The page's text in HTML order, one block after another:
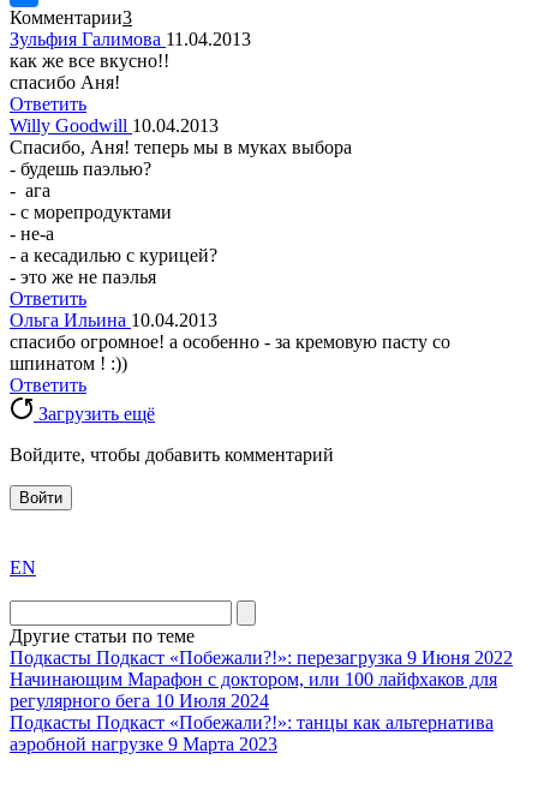
Комментарии3
Зульфия Галимова 11.04.2013
как же все вкусно!!
спасибо Аня!
Ответить
Willy Goodwill 10.04.2013
Спасибо, Аня! теперь мы в муках выбора
- будешь паэлью?
- ага
- с морепродуктами
- не-а
- а кесадилью с курицей?
- это же не паэлья
Ответить
Ольга Ильина 10.04.2013
спасибо огромное! а особенно - за кремовую пасту со
шпинатом ! :))
Ответить
Загрузить ещё
Войдите, чтобы добавить комментарий
Войти
the
division
agent
watch
replica
showcases
substantial
areas.
EN
Другие статьи по теме
Подкасты Подкаст «Побежали?!»: перезагрузка 9 Июня 2022
Начинающим Марафон с доктором, или 100 лайфхаков для
регулярного бега 10 Июля 2024
Подкасты Подкаст «Побежали?!»: танцы как альтернатива
аэробной нагрузке 9 Марта 2023